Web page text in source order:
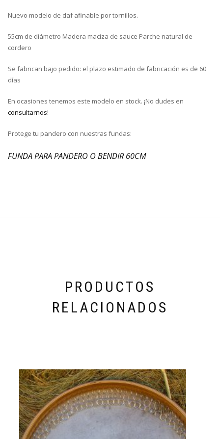
Nuevo modelo de daf afinable por tornillos.
55cm de diámetro Madera maciza de sauce Parche natural de
cordero
Se fabrican bajo pedido: el plazo estimado de fabricación es de 60
días
En ocasiones tenemos este modelo en stock. ¡No dudes en
consultarnos!
Protege tu pandero con nuestras fundas:
FUNDA PARA PANDERO O BENDIR 60CM
PRODUCTOS
RELACIONADOS